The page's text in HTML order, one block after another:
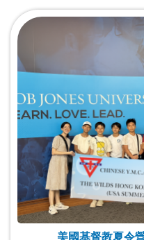
美國基督教夏令